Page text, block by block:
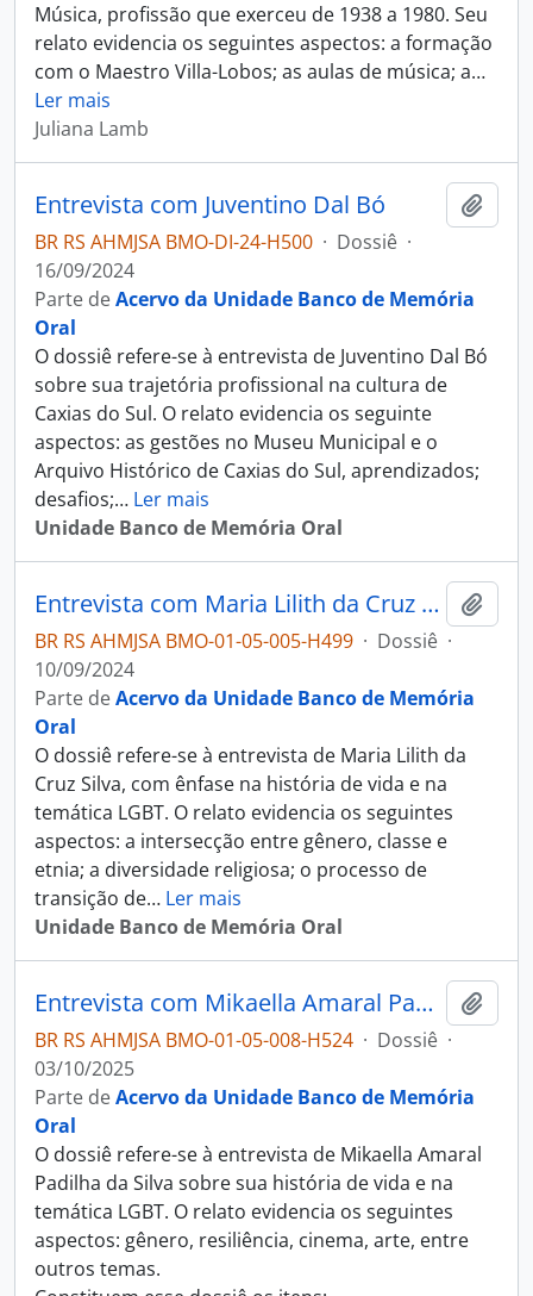
Música, profissão que exerceu de 1938 a 1980. Seu
relato evidencia os seguintes aspectos: a formação
com o Maestro Villa-Lobos; as aulas de música; a…
Ler mais
Juliana Lamb
Entrevista com Juventino Dal Bó
BR RS AHMJSA BMO-DI-24-H500 · Dossiê ·
16/09/2024
Parte deAcervo da Unidade Banco de Memória
Oral
O dossiê refere-se à entrevista de Juventino Dal Bó
sobre sua trajetória profissional na cultura de
Caxias do Sul. O relato evidencia os seguinte
aspectos: as gestões no Museu Municipal e o
Arquivo Histórico de Caxias do Sul, aprendizados;
desafios;… Ler mais
Unidade Banco de Memória Oral
Entrevista com Maria Lilith da Cruz Silva
BR RS AHMJSA BMO-01-05-005-H499 · Dossiê ·
10/09/2024
Parte deAcervo da Unidade Banco de Memória
Oral
O dossiê refere-se à entrevista de Maria Lilith da
Cruz Silva, com ênfase na história de vida e na
temática LGBT. O relato evidencia os seguintes
aspectos: a intersecção entre gênero, classe e
etnia; a diversidade religiosa; o processo de
transição de… Ler mais
Unidade Banco de Memória Oral
Entrevista com Mikaella Amaral Padilha da Silva
BR RS AHMJSA BMO-01-05-008-H524 · Dossiê ·
03/10/2025
Parte deAcervo da Unidade Banco de Memória
Oral
O dossiê refere-se à entrevista de Mikaella Amaral
Padilha da Silva sobre sua história de vida e na
temática LGBT. O relato evidencia os seguintes
aspectos: gênero, resiliência, cinema, arte, entre
outros temas.